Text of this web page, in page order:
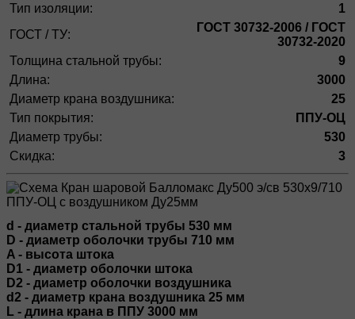
Тип изоляции:
1
ГОСТ / ТУ:
ГОСТ 30732-2006 / ГОСТ
30732-2020
Толщина стальной трубы:
9
Длина:
3000
Диаметр крана воздушника:
25
Тип покрытия:
ППУ-ОЦ
Диаметр трубы:
530
Скидка:
3
d - диаметр стальной трубы 530 мм
D - диаметр оболочки трубы 710 мм
A - высота штока
D1 - диаметр оболочки штока
D2 - диаметр оболочки воздушника
d2 - диаметр крана воздушника 25 мм
L - длина крана в ППУ 3000 мм